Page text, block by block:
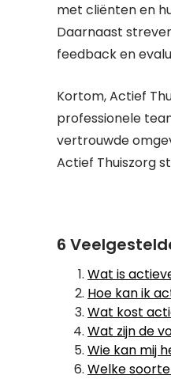
met cliënten en
Daarnaast
feedback en
Kortom, Actief
professionele
vertrouwde
Actief Thuiszorg
6
Wat is
Hoe kan ik
Wat kost
Wat zijn de
Wie kan mij
Welke